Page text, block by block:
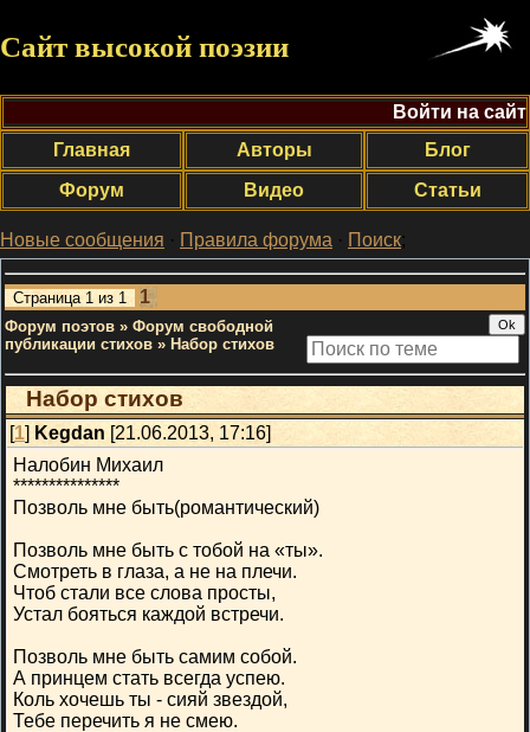
Сайт высокой поэзии
Войти на сайт
Главная
Авторы
Блог
Форум
Видео Статьи
Новые сообщения · Правила форума · Поиск;
Страница 1 из 1 1
Форум поэтов » Форум свободной
публикации стихов » Набор стихов
Набор стихов
[1] Kegdan [21.06.2013, 17:16]
Налобин Михаил
***************
Позволь мне быть(романтический)
Позволь мне быть с тобой на «ты».
Смотреть в глаза, а не на плечи.
Чтоб стали все слова просты,
Устал бояться каждой встречи.
Позволь мне быть самим собой.
А принцем стать всегда успею.
Коль хочешь ты - сияй звездой,
Тебе перечить я не смею.